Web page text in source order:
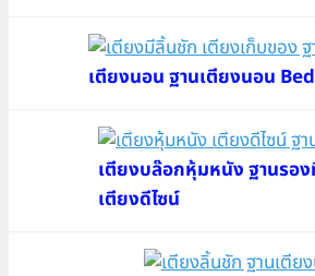
เตียงนอน ฐานเตียงนอน
เตียงบล๊อกหุ้มหนัง ฐานรอ
เตียงดีไซน์